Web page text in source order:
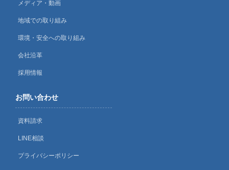
メディア・動画
地域での取り組み
環境・安全への取り組み
会社沿革
採用情報
お問い合わせ
資料請求
LINE相談
プライバシーポリシー